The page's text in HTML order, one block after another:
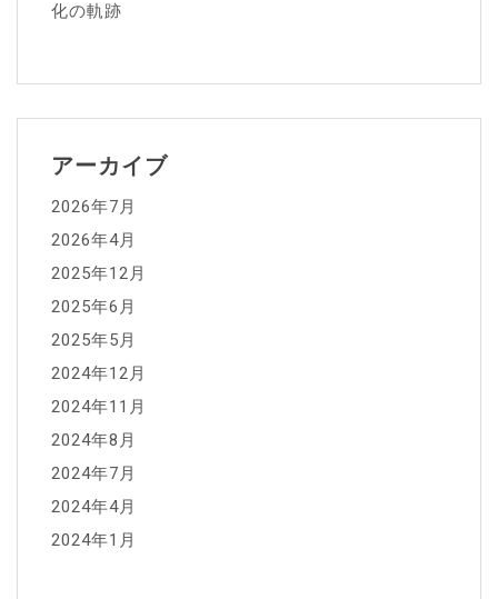
化の軌跡
アーカイブ
2026年7月
2026年4月
2025年12月
2025年6月
2025年5月
2024年12月
2024年11月
2024年8月
2024年7月
2024年4月
2024年1月